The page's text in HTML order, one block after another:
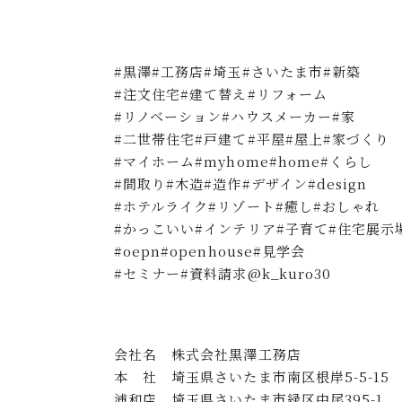
#黒澤#工務店#埼玉#さいたま市#新築
#注文住宅#建て替え#リフォーム
#リノベーション#ハウスメーカー#家
#二世帯住宅#戸建て#平屋#屋上#家づくり
#マイホーム#myhome#home#くらし
#間取り#木造#造作#デザイン#design
#ホテルライク#リゾート#癒し#おしゃれ
#かっこいい#インテリア#子育て#住宅展示
#oepn#openhouse#見学会
#セミナー#資料請求@k_kuro30
会社名 株式会社黒澤工務店
本 社 埼玉県さいたま市南区根岸5-5-15